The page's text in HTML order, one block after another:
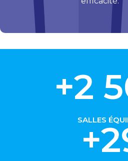
+2
SALLES